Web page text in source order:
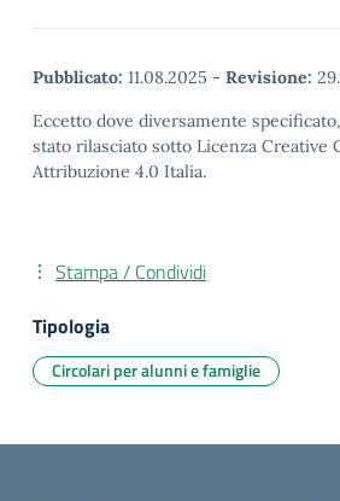
Pubblicato: 11.08.2025 - Revisione:
Eccetto dove diversamente
stato rilasciato sotto Licenza Creative
Attribuzione 4.0 Italia.
Stampa / Condividi
Tipologia
Circolari per alunni e famiglie